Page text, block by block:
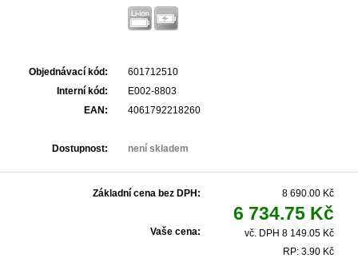
pozvolný rozběh pro přesné vrtání, Bezpečnostní
západková spojka: Mechanické odpojení pohonu
při zablokování vrtáku pro bezpečnou práci, S
kombinovat se všemi 18voltovými akumulátorovými
články a nabíječkami značek CAS: www.cordless-
Objednávací kód:
601712510
Interní kód:
E002-8803
EAN:
4061792218260
Dostupnost: není skladem
Základní cena bez DPH: 8 690.00 Kč
Vaše cena:
6 734.75 Kč
vč. DPH 8 149.05 Kč
RP: 3.90 Kč